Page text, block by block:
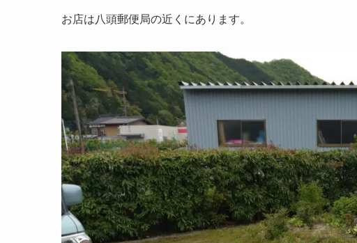
お店は八頭郵便局の近くにあります。